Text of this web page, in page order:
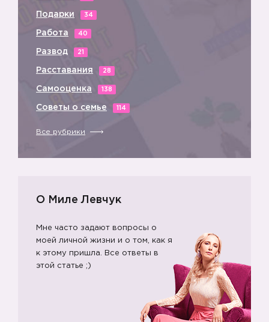
Подарки 34
Работа 40
Развод 21
Расставания 28
Самооценка 138
Советы о семье 114
Все рубрики
О Миле Левчук
Мне часто задают вопросы о
моей личной жизни и о том, как я
к этому пришла. Все ответы в
этой статье ;)